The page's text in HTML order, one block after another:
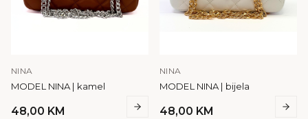
NINA
MODEL NINA | kamel
48,00 KM
NINA
MODEL NINA | bijela
48,00 KM